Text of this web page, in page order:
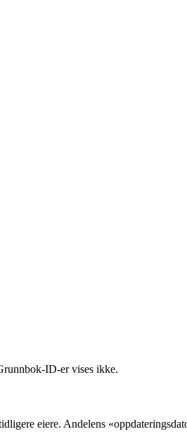
ID-er vises ikke.
eiere. Andelens